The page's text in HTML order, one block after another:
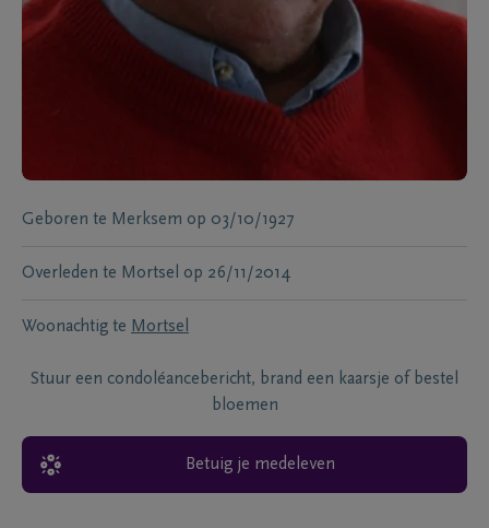
Geboren te Merksem op 03/10/1927
Overleden te Mortsel op 26/11/2014
Woonachtig te Mortsel
Stuur een condoléancebericht, brand een kaarsje of bestel
bloemen
Betuig je medeleven